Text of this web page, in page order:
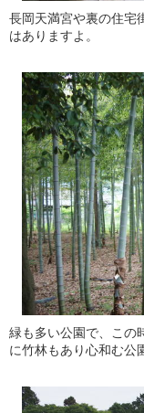
長岡天満宮や裏の住宅
はありますよ。
緑も多い公園で、この
に竹林もあり心和む公